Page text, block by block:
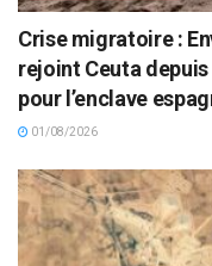
Crise migratoire :
rejoint Ceuta
pour l’enclave
01/08/2026